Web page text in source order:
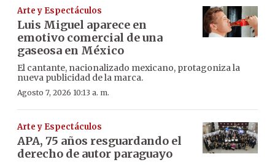
Arte y Espectáculos
Luis Miguel aparece en
emotivo comercial de una
gaseosa en México
El cantante, nacionalizado mexicano, protagoniza la
nueva publicidad de la marca.
Agosto 7, 2026 10:13 a. m.
Arte y Espectáculos
APA, 75 años resguardando el
derecho de autor paraguayo